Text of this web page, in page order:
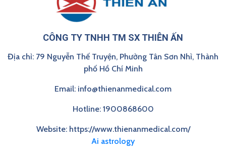
CÔNG TY TNHH TM SX THIÊN ẤN
Địa chỉ: 79 Nguyễn Thế Truyện, Phường Tân Sơn Nhì, Thành
phố Hồ Chí Minh
Email: info@thienanmedical.com
Hotline: 1900868600
Website: https://www.thienanmedical.com/
Ai astrology